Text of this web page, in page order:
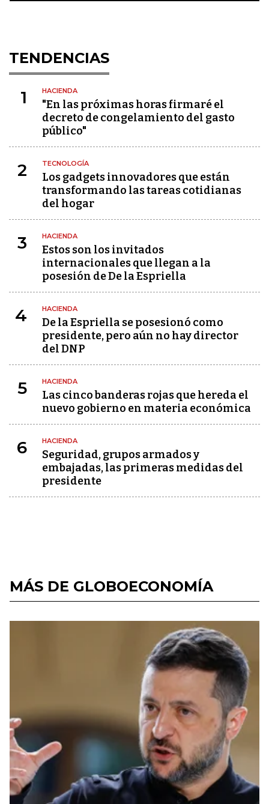
TENDENCIAS
1 HACIENDA
"En las próximas horas firmaré el
decreto de congelamiento del gasto
público"
2 TECNOLOGÍA
Los gadgets innovadores que están
transformando las tareas cotidianas
del hogar
3 HACIENDA
Estos son los invitados
internacionales que llegan a la
posesión de De la Espriella
4 HACIENDA
De la Espriella se posesionó como
presidente, pero aún no hay director
del DNP
5 HACIENDA
Las cinco banderas rojas que hereda el
nuevo gobierno en materia económica
6 HACIENDA
Seguridad, grupos armados y
embajadas, las primeras medidas del
presidente
MÁS DE GLOBOECONOMÍA